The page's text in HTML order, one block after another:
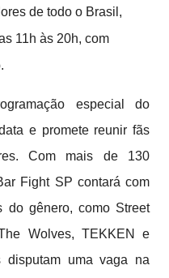
de todo o Brasil,
11h às 20h, com
especial do
e promete reunir fãs
Com mais de 130
Fight SP contará com
do gênero, como Street
Wolves, TEKKEN e
disputam uma vaga na